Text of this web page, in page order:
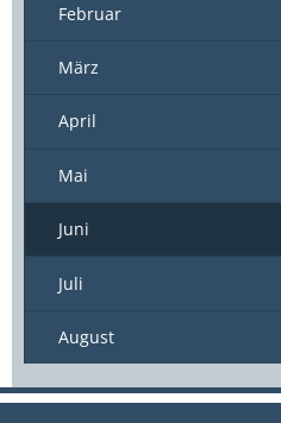
Februar
März
April
Mai
Juni
Juli
August